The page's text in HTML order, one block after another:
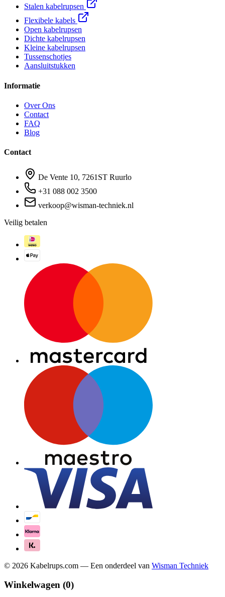
Stalen kabelrupsen
Flexibele kabels
Open kabelrupsen
Dichte kabelrupsen
Kleine kabelrupsen
Tussenschotjes
Aansluitstukken
Informatie
Over Ons
Contact
FAQ
Blog
Contact
De Vente 10, 7261ST Ruurlo
+31 088 002 3500
verkoop@wisman-techniek.nl
Veilig betalen
© 2026 Kabelrups.com — Een onderdeel van Wisman Techniek
Winkelwagen (0)